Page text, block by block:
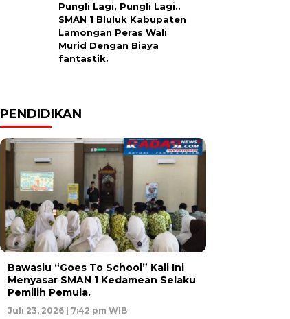
Pungli Lagi, Pungli Lagi..
SMAN 1 Bluluk Kabupaten
Lamongan Peras Wali
Murid Dengan Biaya
fantastik.
PENDIDIKAN
Bawaslu “Goes To School” Kali Ini
Menyasar SMAN 1 Kedamean Selaku
Pemilih Pemula.
Juli 23, 2026 | 7:42 pm WIB